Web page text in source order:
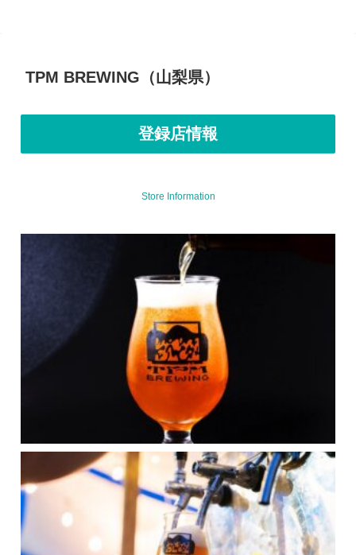
TPM BREWING（山梨県）
登録店情報
Store Information